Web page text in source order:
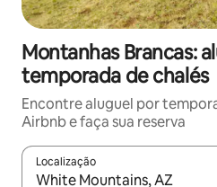
Montanhas Brancas:
temporada de chalés
Encontre aluguel por
Airbnb e faça sua reserva
Localização
Quando os resultados